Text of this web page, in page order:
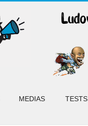
MEDIAS TESTS